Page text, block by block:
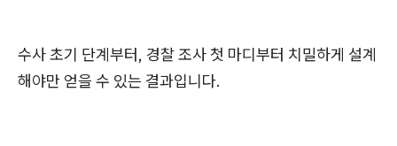
수사 초기 단계부터, 경찰 조사 첫 마디부터 치밀하게 설계
해야만 얻을 수 있는 결과입니다.